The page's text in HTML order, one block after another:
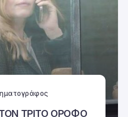
ΤΡΙΤΟ ΟΡΟΦΟ